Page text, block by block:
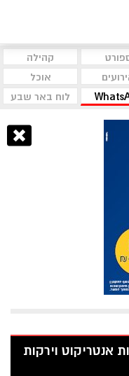
קהילה
אוכל
לוח באר שבע
אנטריקוט וירקות